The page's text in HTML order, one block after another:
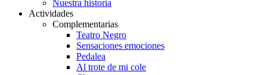
Nuestra historia
Actividades
Complementarias
Teatro Negro
Sensaciones emociones
Pedalea
Al trote de mi cole